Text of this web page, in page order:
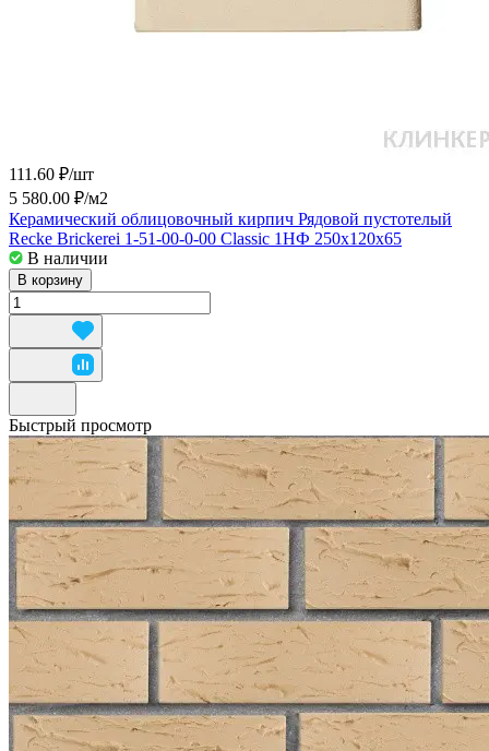
111.60 ₽/шт
5 580.00 ₽/м2
Керамический облицовочный кирпич Рядовой пустотелый
Recke Brickerei 1-51-00-0-00 Classic 1НФ 250x120x65
В наличии
В корзину
Быстрый просмотр